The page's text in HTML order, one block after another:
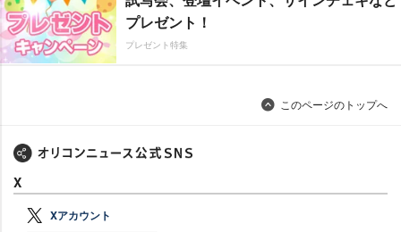
プレゼント！
プレゼント特集
このページのトップへ
X
Xアカウント